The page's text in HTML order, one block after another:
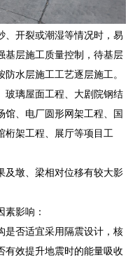
、开裂或潮湿等情况时，易
基层施工质量控制，待基层
水层施工工艺逐层施工。
玻璃屋面工程、大剧院钢结
馆、电厂圆形网架工程、国
桁架工程、展厅等项目工
及墩、梁相对位移有较大影
素影响：
是否适宜采用隔震设计，核
有效提升地震时的能量吸收